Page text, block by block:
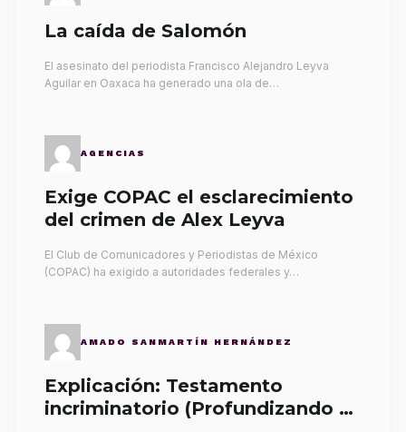
La caída de Salomón
El asesinato del periodista Francisco Alejandro Leyva
Aguilar en Oaxaca ha generado una ola de…
AGENCIAS
Exige COPAC el esclarecimiento
del crimen de Alex Leyva
El Club de Comunicadores y Periodistas de México
(COPAC) ha exigido a autoridades federales y…
AMADO SANMARTÍN HERNÁNDEZ
Explicación: Testamento
incriminatorio (Profundizando su